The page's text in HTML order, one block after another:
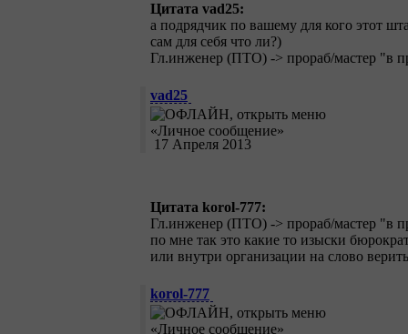
Цитата vad25:
а подрядчик по вашему для кого этот
сам для себя что ли?)
Гл.инженер (ПТО) -> прораб/мастер "в
vad25
17 Апреля 2013
Цитата korol-777:
Гл.инженер (ПТО) -> прораб/мастер "в
по мне так это какие то изыски
или внутри организации на слово
korol-777